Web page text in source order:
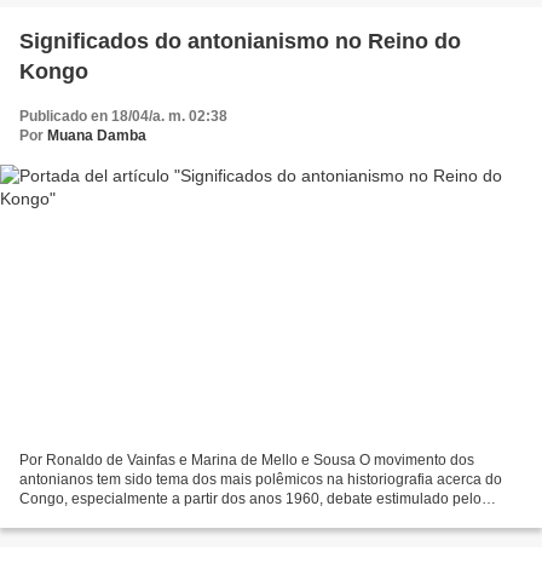
Significados do antonianismo no Reino do
Kongo
Publicado en 18/04/a. m. 02:38
Por Muana Damba
Por Ronaldo de Vainfas e Marina de Mello e Sousa O movimento dos
antonianos tem sido tema dos mais polêmicos na historiografia acerca do
Congo, especialmente a partir dos anos 1960, debate estimulado pelo